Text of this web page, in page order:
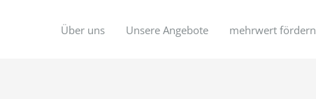
Über uns Unsere Angebote mehrwert fördern